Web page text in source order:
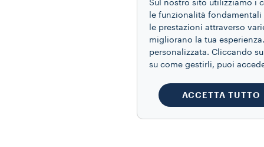
Sul nostro sito utilizziamo i
le funzionalità fondamentali
le prestazioni attraverso
migliorano la tua
personalizzata. Cliccando
su come gestirli, puoi
ACCETTA TUTTO